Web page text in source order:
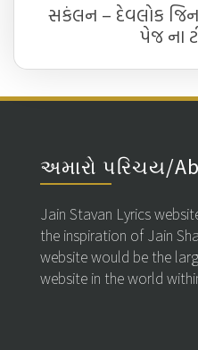
સકંલન – દેવલોક
પેજ ના
અમારો પરિચય/
Jain Stavan Lyrics
the inspiration of Jain
website would be the
website in the world